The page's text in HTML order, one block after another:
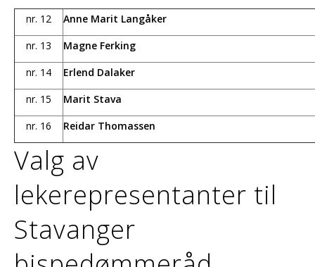
nr. 12
Anne Marit Langåker
nr. 13
Magne Ferking
nr. 14
Erlend Dalaker
nr. 15
Marit Stava
nr. 16
Reidar Thomassen
Valg av
lekerepresentanter til
Stavanger